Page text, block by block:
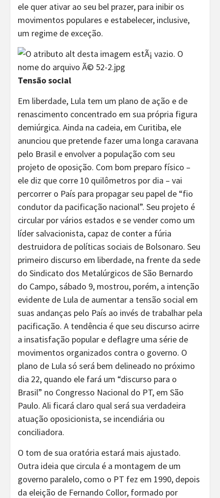
ele quer ativar ao seu bel prazer, para inibir os
movimentos populares e estabelecer, inclusive,
um regime de exceção.
Tensão social
Em liberdade, Lula tem um plano de ação e de
renascimento concentrado em sua própria figura
demiúrgica. Ainda na cadeia, em Curitiba, ele
anunciou que pretende fazer uma longa caravana
pelo Brasil e envolver a população com seu
projeto de oposição. Com bom preparo físico –
ele diz que corre 10 quilômetros por dia – vai
percorrer o País para propagar seu papel de “fio
condutor da pacificação nacional”. Seu projeto é
circular por vários estados e se vender como um
líder salvacionista, capaz de conter a fúria
destruidora de políticas sociais de Bolsonaro. Seu
primeiro discurso em liberdade, na frente da sede
do Sindicato dos Metalúrgicos de São Bernardo
do Campo, sábado 9, mostrou, porém, a intenção
evidente de Lula de aumentar a tensão social em
suas andanças pelo País ao invés de trabalhar pela
pacificação. A tendência é que seu discurso acirre
a insatisfação popular e deflagre uma série de
movimentos organizados contra o governo. O
plano de Lula só será bem delineado no próximo
dia 22, quando ele fará um “discurso para o
Brasil” no Congresso Nacional do PT, em São
Paulo. Ali ficará claro qual será sua verdadeira
atuação oposicionista, se incendiária ou
conciliadora.
O tom de sua oratória estará mais ajustado.
Outra ideia que circula é a montagem de um
governo paralelo, como o PT fez em 1990, depois
da eleição de Fernando Collor, formado por